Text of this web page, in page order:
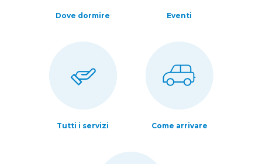
Dove dormire Eventi
Tutti i servizi Come arrivare